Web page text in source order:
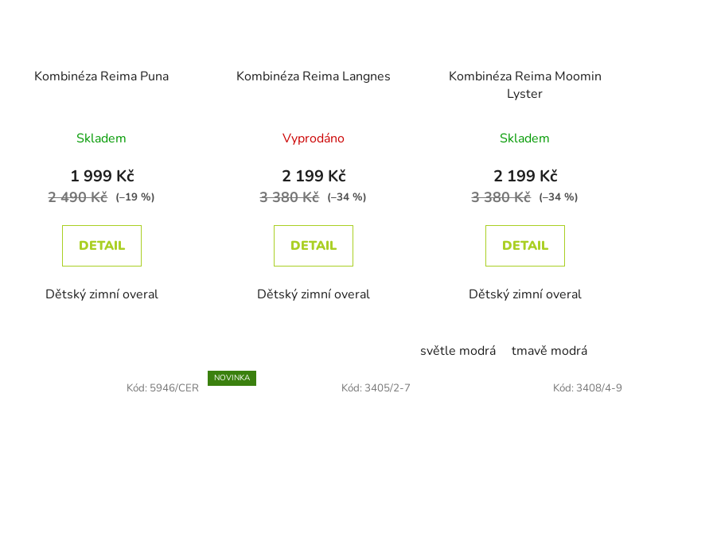
Kombinéza Reima Puna
Skladem
1 999 Kč
2 490 Kč (–19 %)
DETAIL
Dětský zimní overal
Kombinéza Reima Langnes
Vyprodáno
2 199 Kč
3 380 Kč (–34 %)
DETAIL
Dětský zimní overal
Kombinéza Reima Moomin
Lyster
Skladem
2 199 Kč
3 380 Kč (–34 %)
DETAIL
Dětský zimní overal
světle modrá tmavě modrá
Kód: 5946/CER
NOVINKA
Kód: 3405/2-7 Kód: 3408/4-9